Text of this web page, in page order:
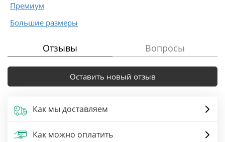
Премиум
Большие размеры
Отзывы Вопросы
Оставить новый отзыв
Как мы доставляем
Как можно оплатить